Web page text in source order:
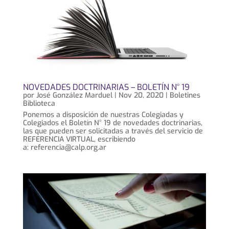
NOVEDADES DOCTRINARIAS – BOLETÍN N° 19
por José González Marduel| Nov 20, 2020| Boletines
Biblioteca
Ponemos a disposición de nuestras Colegiadas y
Colegiados el Boletín N° 19 de novedades doctrinarias,
las que pueden ser solicitadas a través del servicio de
REFERENCIA VIRTUAL, escribiendo
a: referencia@calp.org.ar